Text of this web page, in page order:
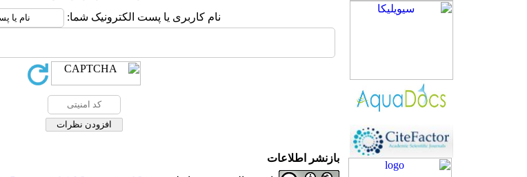
نام کاربری یا پست الکترونیک شما:
بازنشر اطلاعات